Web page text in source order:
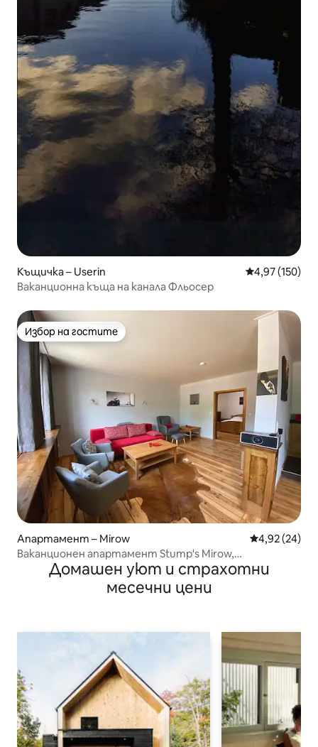
Къщичка – Userin Средна
4,97 (150)
Ваканционна къща на канала Фльосер
Избор на гостите
Избор на гостите
Апартамент – Mirow Средна
4,92 (24)
Ваканционен апартамент Stump's Mirow,
Мекленбургско езеро
Домашен уют и страхотни
месечни цени